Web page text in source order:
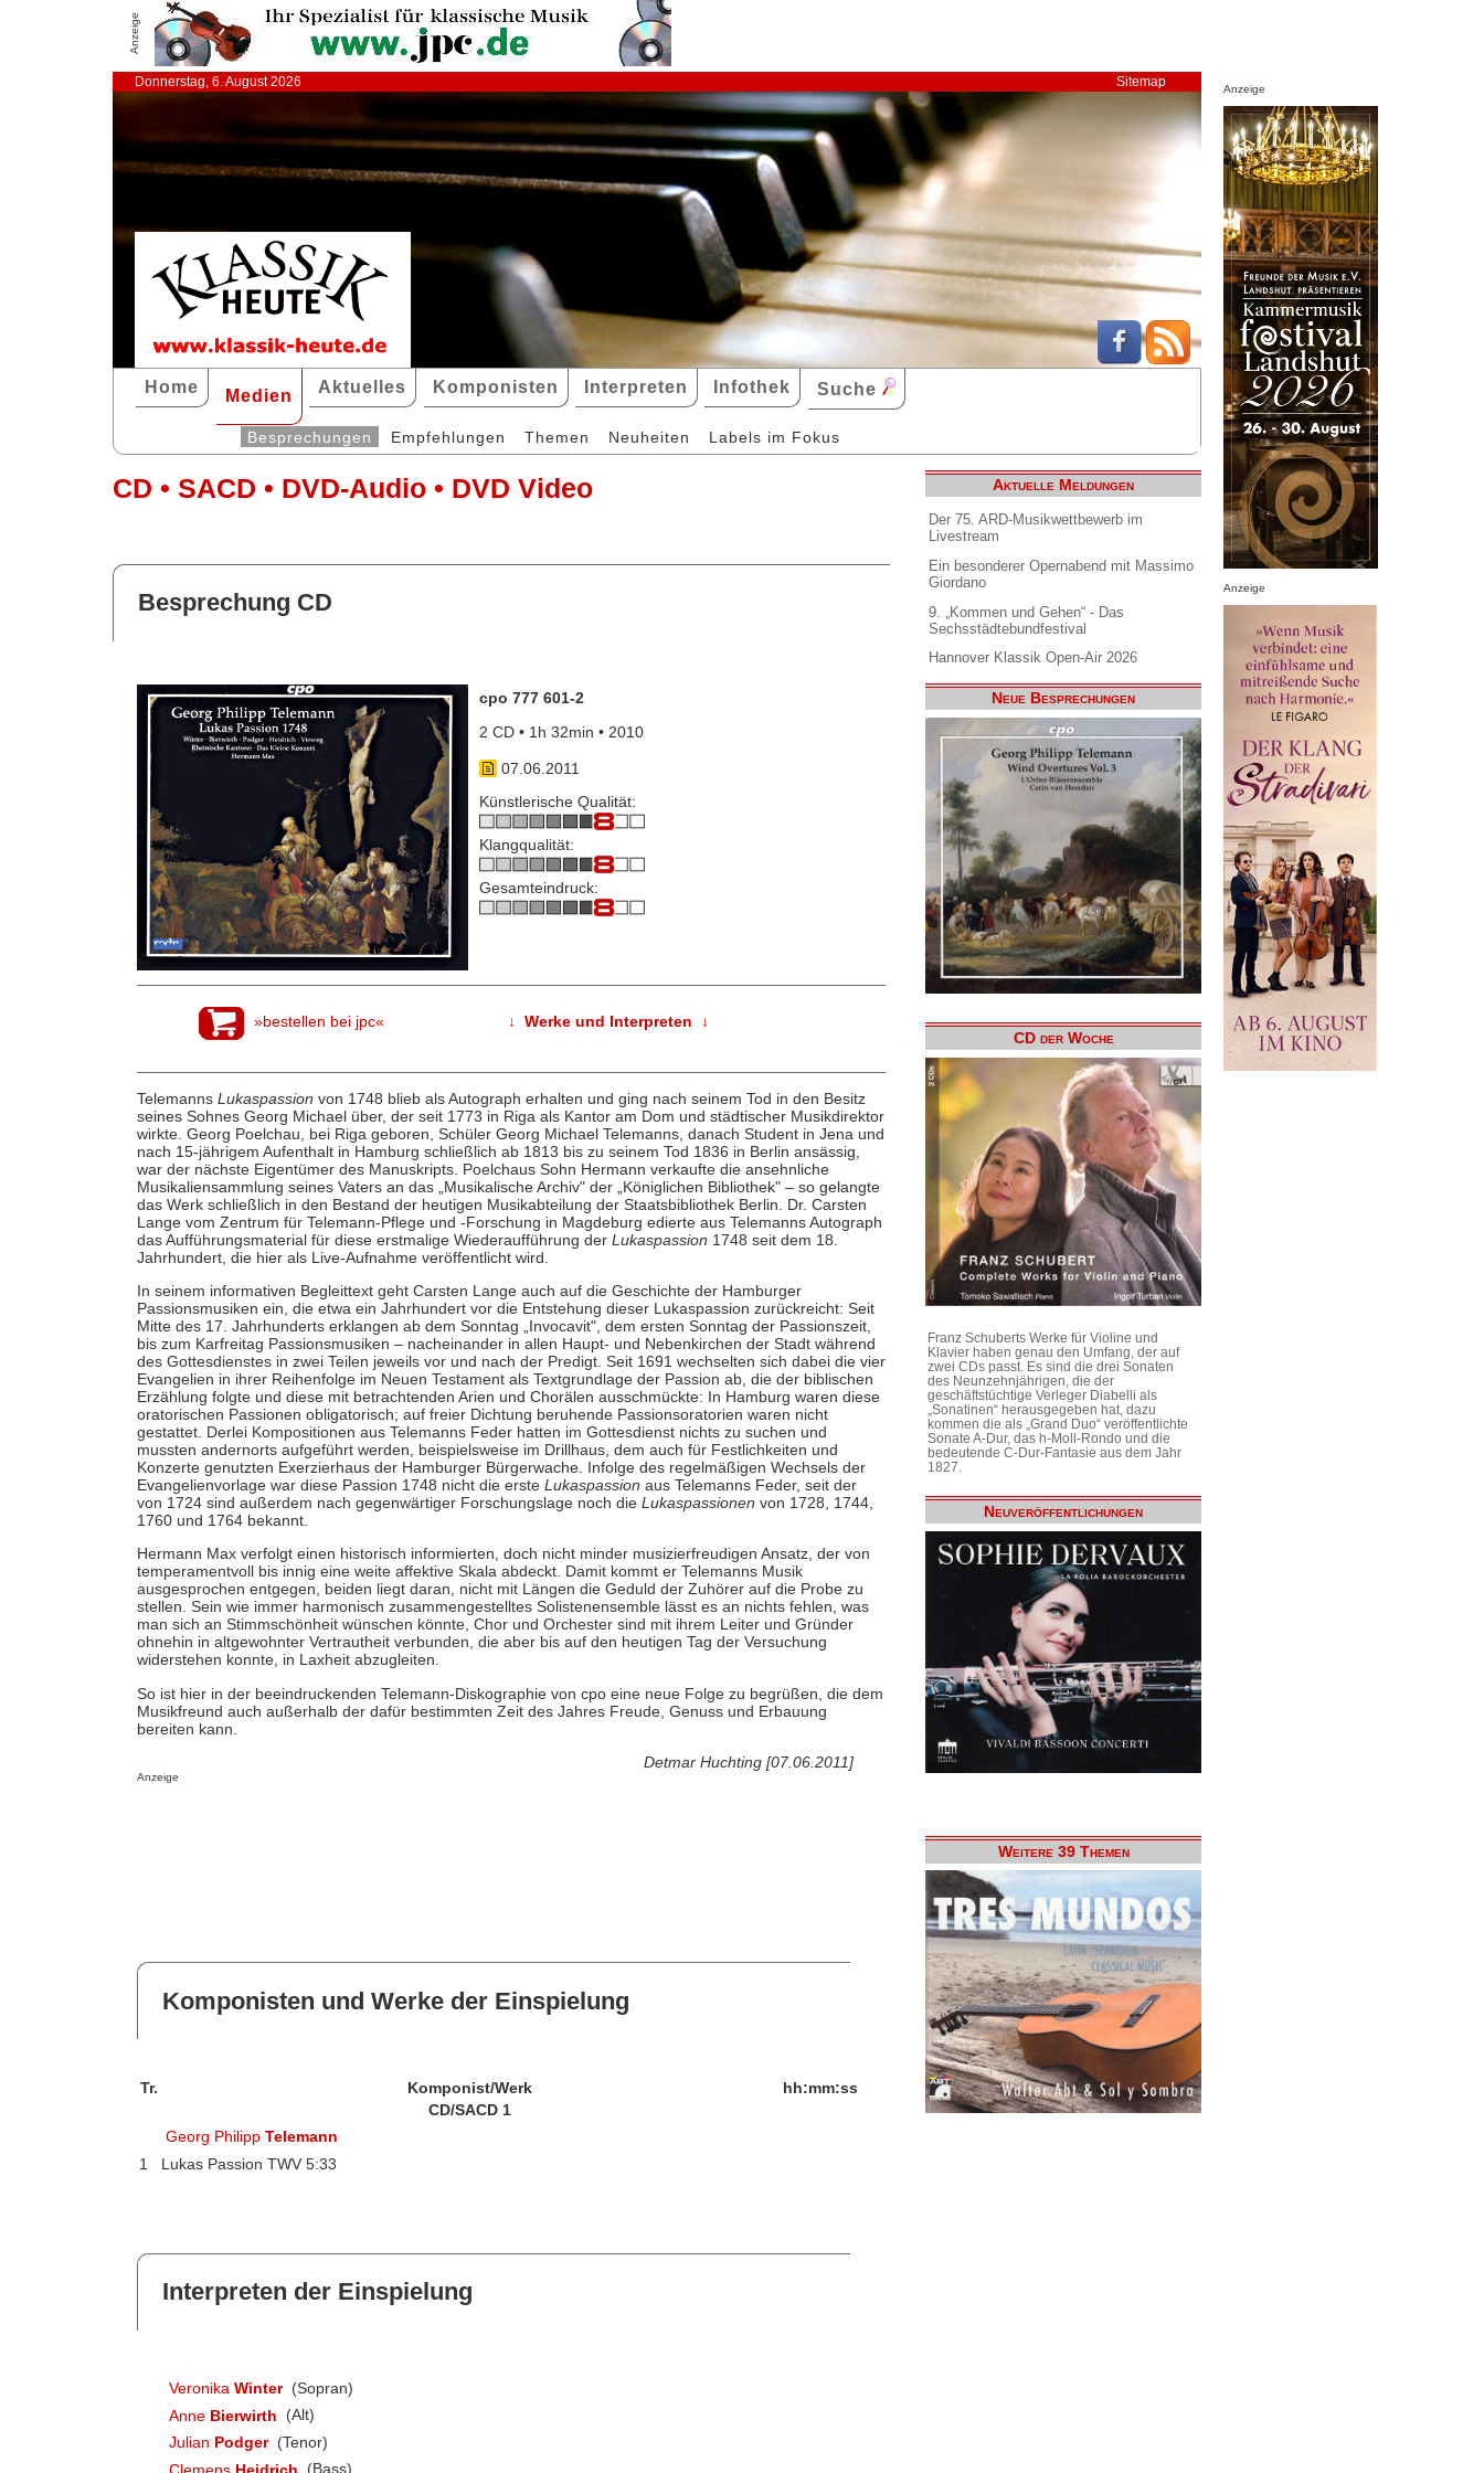
Anzeige
Donnerstag, 6. August 2026 Sitemap
Home Medien Aktuelles Komponisten Interpreten Infothek Suche
Besprechungen Empfehlungen Themen Neuheiten Labels im Fokus
CD • SACD • DVD-Audio • DVD Video
Besprechung CD
cpo 777 601-2
2 CD • 1h 32min • 2010
07.06.2011
Künstlerische Qualität:
Klangqualität:
Gesamteindruck:
»bestellen bei jpc« ↓ Werke und Interpreten ↓
Telemanns Lukaspassion von 1748 blieb als Autograph erhalten und ging nach seinem Tod in den Besitz
seines Sohnes Georg Michael über, der seit 1773 in Riga als Kantor am Dom und städtischer Musikdirektor
wirkte. Georg Poelchau, bei Riga geboren, Schüler Georg Michael Telemanns, danach Student in Jena und
nach 15-jährigem Aufenthalt in Hamburg schließlich ab 1813 bis zu seinem Tod 1836 in Berlin ansässig,
war der nächste Eigentümer des Manuskripts. Poelchaus Sohn Hermann verkaufte die ansehnliche
Musikaliensammlung seines Vaters an das „Musikalische Archiv" der „Königlichen Bibliothek" – so gelangte
das Werk schließlich in den Bestand der heutigen Musikabteilung der Staatsbibliothek Berlin. Dr. Carsten
Lange vom Zentrum für Telemann-Pflege und -Forschung in Magdeburg edierte aus Telemanns Autograph
das Aufführungsmaterial für diese erstmalige Wiederaufführung der Lukaspassion 1748 seit dem 18.
Jahrhundert, die hier als Live-Aufnahme veröffentlicht wird.
In seinem informativen Begleittext geht Carsten Lange auch auf die Geschichte der Hamburger
Passionsmusiken ein, die etwa ein Jahrhundert vor die Entstehung dieser Lukaspassion zurückreicht: Seit
Mitte des 17. Jahrhunderts erklangen ab dem Sonntag „Invocavit", dem ersten Sonntag der Passionszeit,
bis zum Karfreitag Passionsmusiken – nacheinander in allen Haupt- und Nebenkirchen der Stadt während
des Gottesdienstes in zwei Teilen jeweils vor und nach der Predigt. Seit 1691 wechselten sich dabei die vier
Evangelien in ihrer Reihenfolge im Neuen Testament als Textgrundlage der Passion ab, die der biblischen
Erzählung folgte und diese mit betrachtenden Arien und Chorälen ausschmückte: In Hamburg waren diese
oratorischen Passionen obligatorisch; auf freier Dichtung beruhende Passionsoratorien waren nicht
gestattet. Derlei Kompositionen aus Telemanns Feder hatten im Gottesdienst nichts zu suchen und
mussten andernorts aufgeführt werden, beispielsweise im Drillhaus, dem auch für Festlichkeiten und
Konzerte genutzten Exerzierhaus der Hamburger Bürgerwache. Infolge des regelmäßigen Wechsels der
Evangelienvorlage war diese Passion 1748 nicht die erste Lukaspassion aus Telemanns Feder, seit der
von 1724 sind außerdem nach gegenwärtiger Forschungslage noch die Lukaspassionen von 1728, 1744,
1760 und 1764 bekannt.
Hermann Max verfolgt einen historisch informierten, doch nicht minder musizierfreudigen Ansatz, der von
temperamentvoll bis innig eine weite affektive Skala abdeckt. Damit kommt er Telemanns Musik
ausgesprochen entgegen, beiden liegt daran, nicht mit Längen die Geduld der Zuhörer auf die Probe zu
stellen. Sein wie immer harmonisch zusammengestelltes Solistenensemble lässt es an nichts fehlen, was
man sich an Stimmschönheit wünschen könnte, Chor und Orchester sind mit ihrem Leiter und Gründer
ohnehin in altgewohnter Vertrautheit verbunden, die aber bis auf den heutigen Tag der Versuchung
widerstehen konnte, in Laxheit abzugleiten.
So ist hier in der beeindruckenden Telemann-Diskographie von cpo eine neue Folge zu begrüßen, die dem
Musikfreund auch außerhalb der dafür bestimmten Zeit des Jahres Freude, Genuss und Erbauung
bereiten kann.
Detmar Huchting [07.06.2011]
Anzeige
Komponisten und Werke der Einspielung
Tr. Komponist/Werk
hh:mm:ss
CD/SACD 1
Georg PhilippTelemann
1
Lukas Passion TWV 5:33
Interpreten der Einspielung
Veronika Winter (Sopran)
Anne Bierwirth
(Alt)
Julian Podger (Tenor)
Clemens Heidrich (Bass)
Aktuelle Meldungen
Der 75. ARD-Musikwettbewerb im
Livestream
Ein besonderer Opernabend mit Massimo
Giordano
9. „Kommen und Gehen“ - Das
Sechsstädtebundfestival
Hannover Klassik Open-Air 2026
Neue Besprechungen
CD der Woche
Franz Schuberts Werke für Violine und
Klavier haben genau den Umfang, der auf
zwei CDs passt. Es sind die drei Sonaten
des Neunzehnjährigen, die der
geschäftstüchtige Verleger Diabelli als
„Sonatinen“ herausgegeben hat, dazu
kommen die als „Grand Duo“ veröffentlichte
Sonate A-Dur, das h-Moll-Rondo und die
bedeutende C-Dur-Fantasie aus dem Jahr
1827.
Neuveröffentlichungen
Weitere 39 Themen
Anzeige
Anzeige